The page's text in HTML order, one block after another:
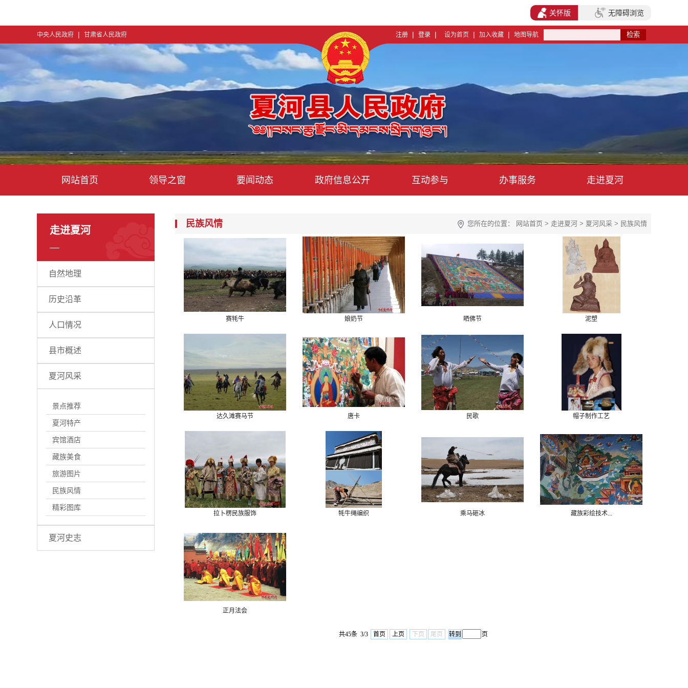
中央人民政府 | 甘肃省人民政府 注册 | 登录 | 设为首页 | 加入收藏 | 地图导航
网站首页 领导之窗 要闻动态 政府信息公开 互动参与 办事服务 走进夏河
走进夏河
自然地理
历史沿革
人口情况
县市概述
夏河风采
景点推荐
夏河特产
宾馆酒店
藏族美食
旅游图片
民族风情
精彩图库
夏河史志
民族风情 您所在的位置： 网站首页 > 走进夏河 > 夏河风采 > 民族风情
赛牦牛 娘奶节 晒佛节 泥塑
达久滩赛马节 唐卡 民歌 帽子制作工艺
拉卜楞民族服饰 牦牛绳编织 乘马砸冰 藏族彩绘技术...
正月法会
共45条 3/3 首页 上页 下页 尾页 页
关怀版 无障碍浏览